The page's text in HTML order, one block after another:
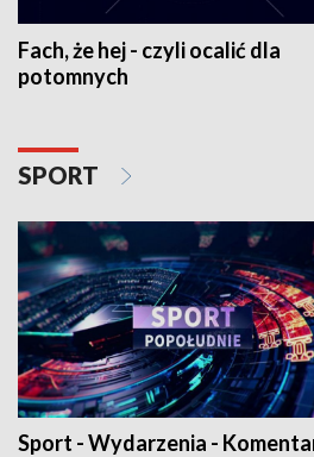
Fach, że hej - czyli ocalić dla
potomnych
SPORT
Sport - Wydarzenia -